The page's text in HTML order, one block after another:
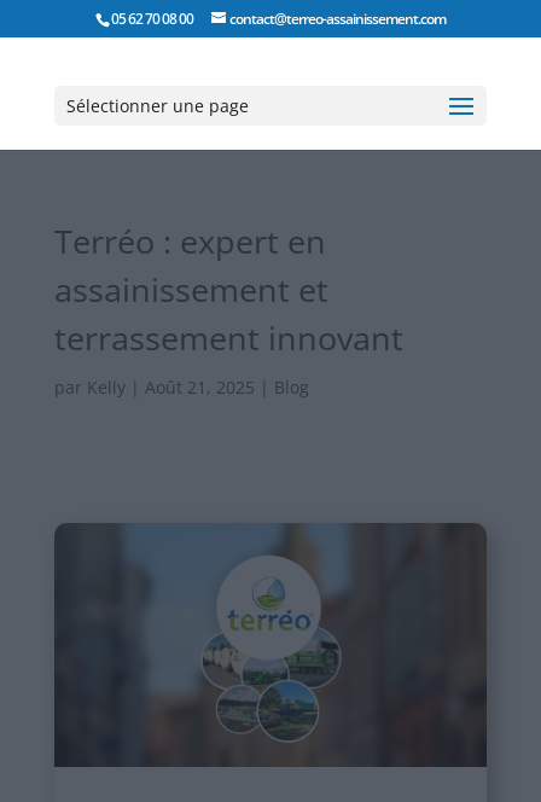
05 62 70 08 00 contact@terreo-assainissement.com
Sélectionner une page
Terréo : expert en
assainissement et
terrassement innovant
par Kelly| Août 21, 2025 | Blog